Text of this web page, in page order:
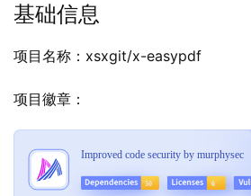
基础信息
项目名称：xsxgit/x-easypdf
项目徽章：